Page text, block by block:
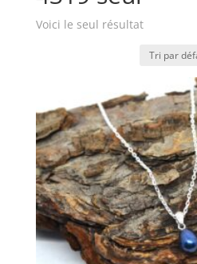
Voici le seul résultat